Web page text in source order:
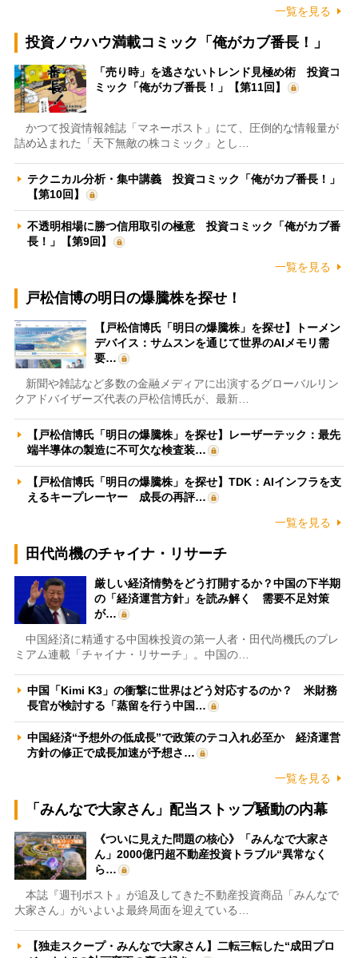
一覧を見る
投資ノウハウ満載コミック「俺がカブ番長！」
「売り時」を逃さないトレンド見極め術 投資コ
ミック「俺がカブ番長！」【第11回】
かつて投資情報雑誌「マネーポスト」にて、圧倒的な情報量が
詰め込まれた「天下無敵の株コミック」とし…
テクニカル分析・集中講義 投資コミック「俺がカブ番長！」
【第10回】
不透明相場に勝つ信用取引の極意 投資コミック「俺がカブ番
長！」【第9回】
一覧を見る
戸松信博の明日の爆騰株を探せ！
【戸松信博氏「明日の爆騰株」を探せ】トーメン
デバイス：サムスンを通じて世界のAIメモリ需
要…
新聞や雑誌など多数の金融メディアに出演するグローバルリン
クアドバイザーズ代表の戸松信博氏が、最新…
【戸松信博氏「明日の爆騰株」を探せ】レーザーテック：最先
端半導体の製造に不可欠な検査装…
【戸松信博氏「明日の爆騰株」を探せ】TDK：AIインフラを支
えるキープレーヤー 成長の再評…
一覧を見る
田代尚機のチャイナ・リサーチ
厳しい経済情勢をどう打開するか？中国の下半期
の「経済運営方針」を読み解く 需要不足対策
が…
中国経済に精通する中国株投資の第一人者・田代尚機氏のプレ
ミアム連載「チャイナ・リサーチ」。中国の…
中国「Kimi K3」の衝撃に世界はどう対応するのか？ 米財務
長官が検討する「蒸留を行う中国…
中国経済“予想外の低成長”で政策のテコ入れ必至か 経済運営
方針の修正で成長加速が予想さ…
一覧を見る
「みんなで大家さん」配当ストップ騒動の内幕
《ついに見えた問題の核心》「みんなで大家さ
ん」2000億円超不動産投資トラブル“異常なく
ら…
本誌『週刊ポスト』が追及してきた不動産投資商品「みんなで
大家さん」がいよいよ最終局面を迎えている…
【独走スクープ・みんなで大家さん】二転三転した“成田プロ